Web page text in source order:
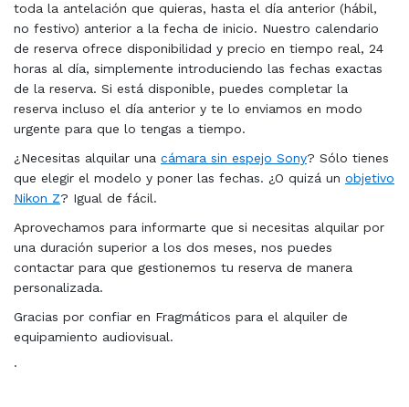
toda la antelación que quieras, hasta el día anterior (hábil,
no festivo) anterior a la fecha de inicio. Nuestro calendario
de reserva ofrece disponibilidad y precio en tiempo real, 24
horas al día, simplemente introduciendo las fechas exactas
de la reserva. Si está disponible, puedes completar la
reserva incluso el día anterior y te lo enviamos en modo
urgente para que lo tengas a tiempo.
¿Necesitas alquilar una cámara sin espejo Sony? Sólo tienes
que elegir el modelo y poner las fechas. ¿O quizá un objetivo
Nikon Z? Igual de fácil.
Aprovechamos para informarte que si necesitas alquilar por
una duración superior a los dos meses, nos puedes
contactar para que gestionemos tu reserva de manera
personalizada.
Gracias por confiar en Fragmáticos para el alquiler de
equipamiento audiovisual.
·